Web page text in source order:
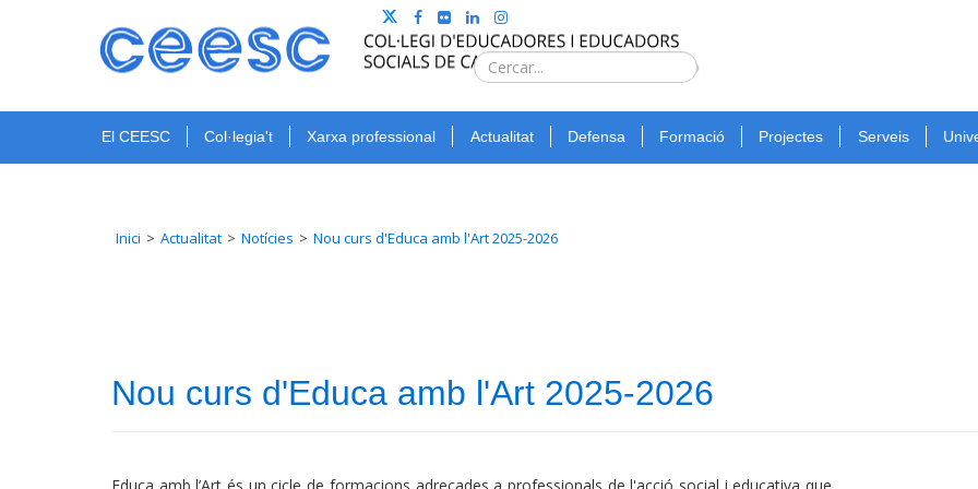
Type 2 or
for
results.
Cerca
El CEESC Col·legia't Xarxa professional Actualitat Defensa Formació Projectes Serveis
Inici Actualitat Notícies Nou curs d'Educa amb l'Art 2025-2026
Nou curs d'Educa amb l'Art 2025-2026